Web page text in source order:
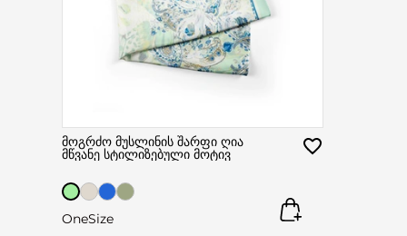
მოგრძო მუსლინის შარფი ღია
მწვანე სტილიზებული მოტივ
OneSize